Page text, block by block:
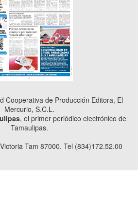
Cooperativa de Producción Editora, El
Mercurio, S.C.L.
, el primer periódico electrónico de
Tamaulipas.
Tam 87000. Tel (834)172.52.00